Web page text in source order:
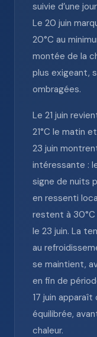
suivie d’une
Le 20 juin
20°C au
montée de la
plus exigeant,
ombragées.
Le 21 juin
21°C le matin
23 juin
intéressante :
signe de nuits
en ressenti
restent à 30°C
le 23 juin. La
au
se maintient,
en fin de
17 juin
équilibrée,
chaleur.